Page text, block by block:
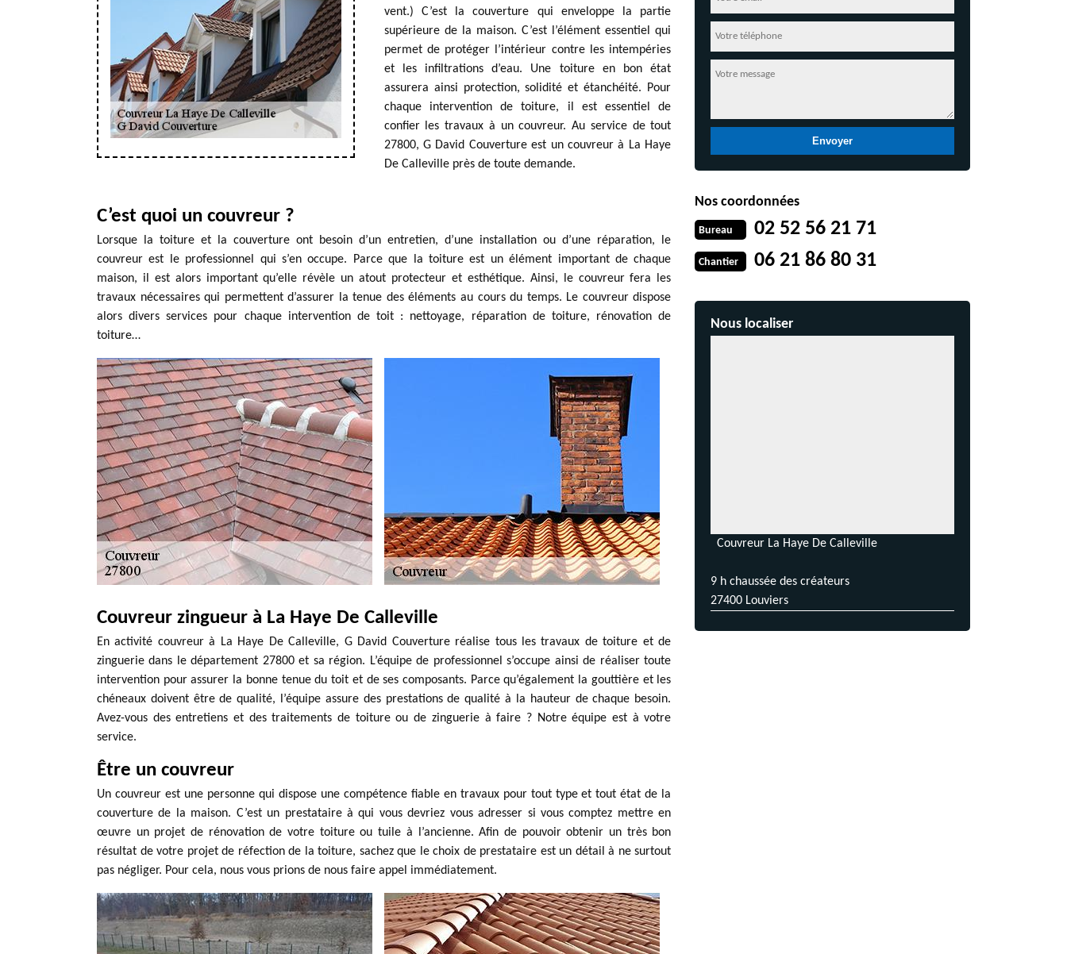
vent.) C’est la couverture qui enveloppe la partie
supérieure de la maison. C’est l’élément essentiel qui
permet de protéger l’intérieur contre les intempéries
et les infiltrations d’eau. Une toiture en bon état
assurera ainsi protection, solidité et étanchéité. Pour
chaque intervention de toiture, il est essentiel de
confier les travaux à un couvreur. Au service de tout
27800, G David Couverture est un couvreur à La Haye
De Calleville près de toute demande.
C’est quoi un couvreur ?
Lorsque la toiture et la couverture ont besoin d’un entretien, d’une installation ou d’une réparation, le
couvreur est le professionnel qui s’en occupe. Parce que la toiture est un élément important de chaque
maison, il est alors important qu’elle révèle un atout protecteur et esthétique. Ainsi, le couvreur fera les
travaux nécessaires qui permettent d’assurer la tenue des éléments au cours du temps. Le couvreur dispose
alors divers services pour chaque intervention de toit : nettoyage, réparation de toiture, rénovation de
toiture…
Couvreur zingueur à La Haye De Calleville
En activité couvreur à La Haye De Calleville, G David Couverture réalise tous les travaux de toiture et de
zinguerie dans le département 27800 et sa région. L’équipe de professionnel s’occupe ainsi de réaliser toute
intervention pour assurer la bonne tenue du toit et de ses composants. Parce qu’également la gouttière et les
chéneaux doivent être de qualité, l’équipe assure des prestations de qualité à la hauteur de chaque besoin.
Avez-vous des entretiens et des traitements de toiture ou de zinguerie à faire ? Notre équipe est à votre
service.
Être un couvreur
Un couvreur est une personne qui dispose une compétence fiable en travaux pour tout type et tout état de la
couverture de la maison. C’est un prestataire à qui vous devriez vous adresser si vous comptez mettre en
œuvre un projet de rénovation de votre toiture ou tuile à l’ancienne. Afin de pouvoir obtenir un très bon
résultat de votre projet de réfection de la toiture, sachez que le choix de prestataire est un détail à ne surtout
pas négliger. Pour cela, nous vous prions de nous faire appel immédiatement.
Nos coordonnées
Bureau 02 52 56 21 71
Chantier 06 21 86 80 31
Nous localiser
Couvreur La Haye De Calleville
9 h chaussée des créateurs
27400 Louviers